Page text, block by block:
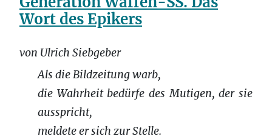
Wort des Epikers
von Ulrich Siebgeber
Als die Bildzeitung warb,
die Wahrheit bedürfe des Mutigen, der sie
ausspricht,
meldete er sich zur Stelle.